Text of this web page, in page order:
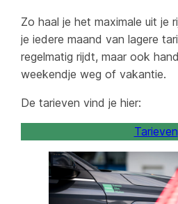
Zo haal je het maximale uit je
je iedere maand van lagere
regelmatig rijdt, maar ook
weekendje weg of vakantie.
De tarieven vind je hier:
Tarieven